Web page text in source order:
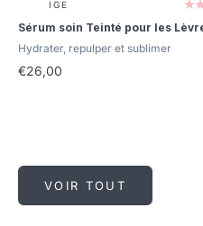
LANEIGE
Sérum soin Teinté pour les
Hydrater, repulper et sublimer
Prix de vente
€26,00
VOIR TOUT